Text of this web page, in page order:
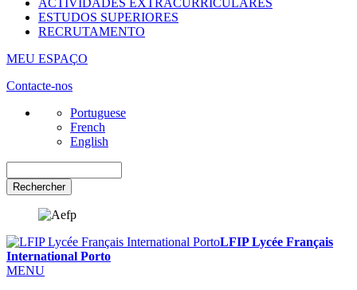
ACTIVIDADES EXTRACURRICULARES
ESTUDOS SUPERIORES
RECRUTAMENTO
MEU ESPAÇO
Contacte-nos
Portuguese
French
English
LFIP Lycée Français
International Porto
MENU